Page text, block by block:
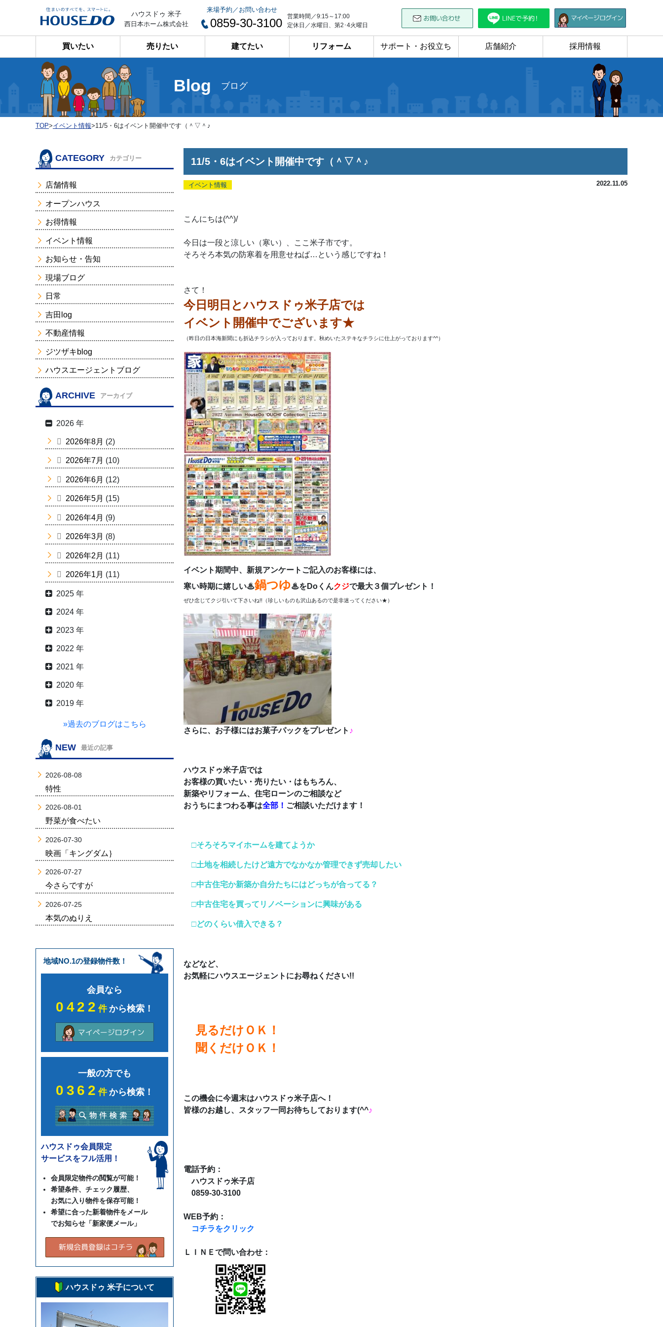
ハウスドゥ 米子
西日本ホーム株式会社
来場予約／お問い合わせ
0859-30-3100
営業時間／9:15～17:00
定休日／水曜日、第2･4火曜日
買いたい 売りたい 建てたい リフォーム サポート・お役立ち 店舗紹介 採用情報
Blog ブログ
TOP>イベント情報>11/5・6はイベント開催中です（＾▽＾♪
11/5・6はイベント開催中です（＾▽＾♪
イベント情報 2022.11.05
こんにちは(^^)/
今日は一段と涼しい（寒い）、ここ米子市です。
そろそろ本気の防寒着を用意せねば…という感じですね！
さて！
今日明日とハウスドゥ米子店では
イベント開催中でございます★
（昨日の日本海新聞にも折込チラシが入っております。秋めいたステキなチラシに仕上がっております^^）
イベント期間中、新規アンケートご記入のお客様には、
寒い時期に嬉しい♨鍋つゆ♨をDoくんクジで最大３個プレゼント！
ぜひ念じてクジ引いて下さいね!!（珍しいものも沢山あるので是非迷ってください★）
さらに、お子様にはお菓子パックをプレゼント ♪
ハウスドゥ米子店では
お客様の買いたい・売りたい・はもちろん、
新築やリフォーム、住宅ローンのご相談など
おうちにまつわる事は全部！ ご相談いただけます！
□そろそろマイホームを建てようか
□土地を相続したけど遠方でなかなか管理できず売却したい
□中古住宅か新築か自分たちにはどっちが合ってる？
□中古住宅を買ってリノベーションに興味がある
□どのくらい借入できる？
などなど、
お気軽にハウスエージェントにお尋ねください!!
見るだけＯＫ！
聞くだけＯＫ！
この機会に今週末はハウスドゥ米子店へ！
皆様のお越し、スタッフ一同お待ちしております(^^♪
電話予約：
ハウスドゥ米子店
0859-30-3100
WEB予約：
コチラをクリック
ＬＩＮＥで問い合わせ：
CATEGORY カテゴリー
店舗情報
オープンハウス
お得情報
イベント情報
お知らせ・告知
現場ブログ
日常
吉田log
不動産情報
ジツザキblog
ハウスエージェントブログ
ARCHIVE アーカイブ
2026 年
2026年8月 (2)
2026年7月 (10)
2026年6月 (12)
2026年5月 (15)
2026年4月 (9)
2026年3月 (8)
2026年2月 (11)
2026年1月 (11)
2025 年
2024 年
2023 年
2022 年
2021 年
2020 年
2019 年
»過去のブログはこちら
NEW 最近の記事
2026-08-08
特性
2026-08-01
野菜が食べたい
2026-07-30
映画「キングダム｝
2026-07-27
今さらですが
2026-07-25
本気のぬりえ
地域NO.1の登録物件数！
会員なら
0422件から検索！
一般の方でも
0362件から検索！
ハウスドゥ会員限定
サービスをフル活用！
会員限定物件の閲覧が可能！
希望条件、チェック履歴、
お気に入り物件を保存可能！
希望に合った新着物件をメール
でお知らせ「新家便メール」
ハウスドゥ 米子について